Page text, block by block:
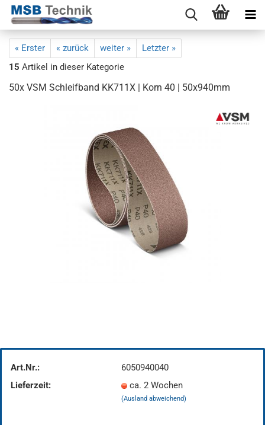
« Erster « zurück weiter »
Letzter »
15 Artikel in dieser Kategorie
50x VSM Schleifband KK711X | Korn 40 | 50x940mm
Art.Nr.:
6050940040
Lieferzeit:
ca. 2 Wochen
(Ausland abweichend)